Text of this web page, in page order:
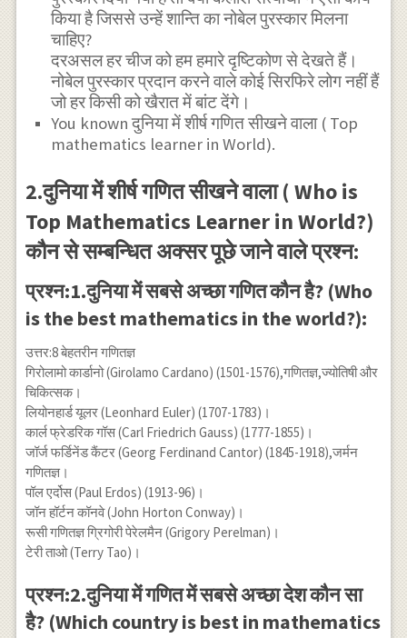
किया है जिससे उन्हें शान्ति का नोबेल पुरस्कार मिलना
चाहिए?
दरअसल हर चीज को हम हमारे दृष्टिकोण से देखते हैं।
नोबेल पुरस्कार प्रदान करने वाले कोई सिरफिरे लोग नहीं हैं
जो हर किसी को खैरात में बांट देंगे।
You known दुनिया में शीर्ष गणित सीखने वाला ( Top
mathematics learner in World).
2.दुनिया में शीर्ष गणित सीखने वाला ( Who is
Top Mathematics Learner in World?)
कौन से सम्बन्धित अक्सर पूछे जाने वाले प्रश्न:
प्रश्न:1.दुनिया में सबसे अच्छा गणित कौन है? (Who
is the best mathematics in the world?):
उत्तर:8 बेहतरीन गणितज्ञ
गिरोलामो कार्डानो (Girolamo Cardano) (1501-1576),गणितज्ञ,ज्योतिषी और
चिकित्सक।
लियोनहार्ड यूलर (Leonhard Euler) (1707-1783)।
कार्ल फ्रेडरिक गॉस (Carl Friedrich Gauss) (1777-1855)।
जॉर्ज फर्डिनेंड कैंटर (Georg Ferdinand Cantor) (1845-1918),जर्मन
गणितज्ञ।
पॉल एर्दोस (Paul Erdos) (1913-96)।
जॉन हॉर्टन कॉनवे (John Horton Conway)।
रूसी गणितज्ञ ग्रिगोरी पेरेलमैन (Grigory Perelman)।
टेरी ताओ (Terry Tao)।
प्रश्न:2.दुनिया में गणित में सबसे अच्छा देश कौन सा
है? (Which country is best in mathematics